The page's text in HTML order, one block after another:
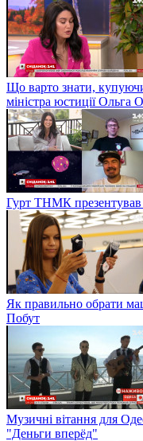
Що варто знати,
міністра юстиції Ольга
Гурт ТНМК
Як правильно обрати
Побут
Музичні вітання для
"Деньги вперёд"